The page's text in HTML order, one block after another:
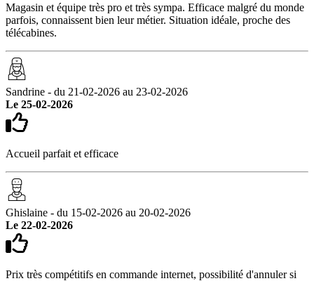
Magasin et équipe très pro et très sympa. Efficace malgré du monde
parfois, connaissent bien leur métier. Situation idéale, proche des
télécabines.
Sandrine - du 21-02-2026 au 23-02-2026
Le 25-02-2026
Accueil parfait et efficace
Ghislaine - du 15-02-2026 au 20-02-2026
Le 22-02-2026
Prix très compétitifs en commande internet, possibilité d'annuler si